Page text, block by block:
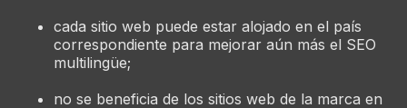
cada sitio web puede estar alojado en el país
correspondiente para mejorar aún más el SEO
multilingüe;
no se beneficia de los sitios web de la marca en